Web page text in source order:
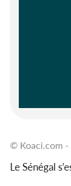
© Koaci.com
Le Sénégal